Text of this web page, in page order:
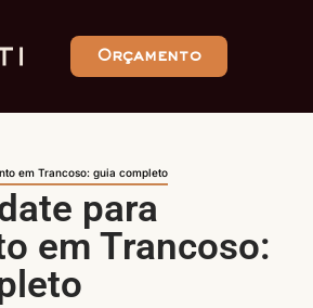
Orçamento
em Trancoso: guia completo
para
em Trancoso: